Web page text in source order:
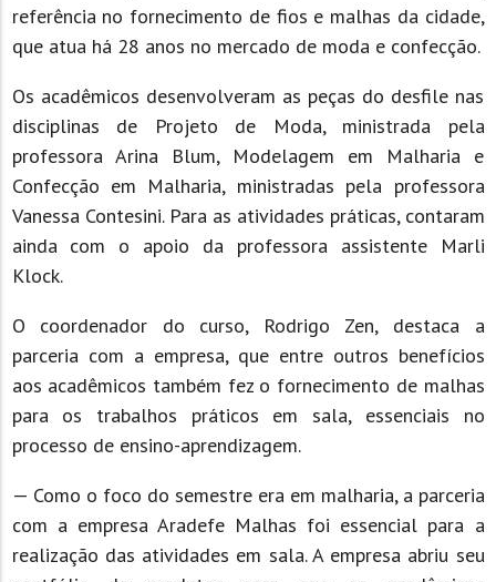
referência no fornecimento de fios e malhas da cidade,
que atua há 28 anos no mercado de moda e confecção.
Os acadêmicos desenvolveram as peças do desfile nas
disciplinas de Projeto de Moda, ministrada pela
professora Arina Blum, Modelagem em Malharia e
Confecção em Malharia, ministradas pela professora
Vanessa Contesini. Para as atividades práticas, contaram
ainda com o apoio da professora assistente Marli
Klock.
O coordenador do curso, Rodrigo Zen, destaca a
parceria com a empresa, que entre outros benefícios
aos acadêmicos também fez o fornecimento de malhas
para os trabalhos práticos em sala, essenciais no
processo de ensino-aprendizagem.
— Como o foco do semestre era em malharia, a parceria
com a empresa Aradefe Malhas foi essencial para a
realização das atividades em sala. A empresa abriu seu